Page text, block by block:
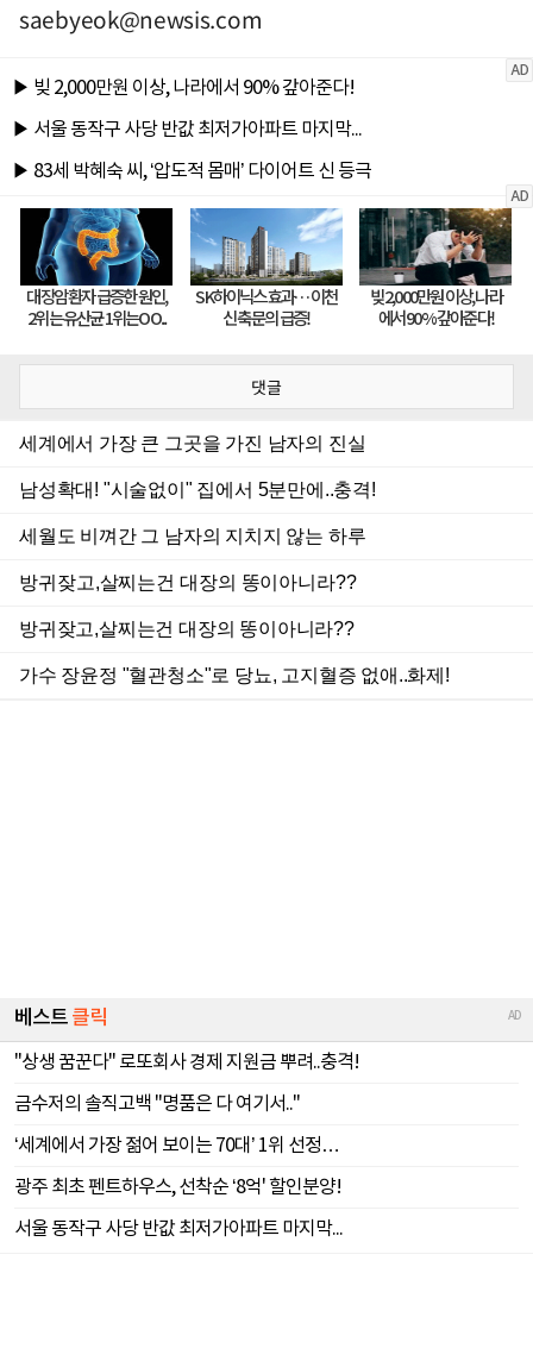
saebyeok@newsis.com
댓글